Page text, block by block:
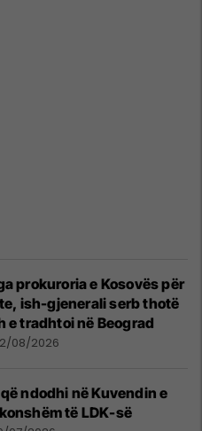
prokuroria e Kosovës për
ish-gjenerali serb thotë
e tradhtoi në Beograd
08/2026
ndodhi në Kuvendin e
të LDK-së